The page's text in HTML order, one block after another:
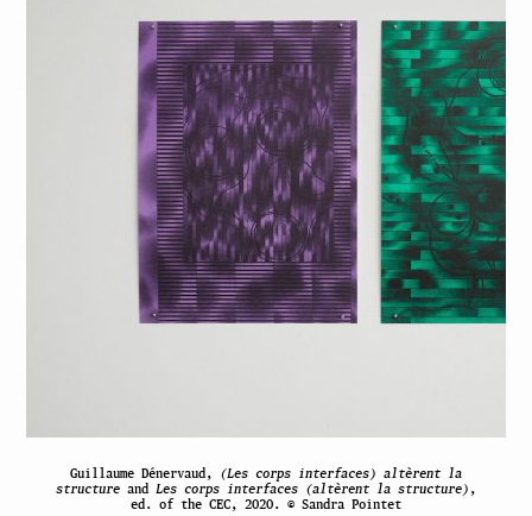
Guillaume Dénervaud, (Les corps interfaces) altèrent la
structure and Les corps interfaces (altèrent la structure) ,
ed. of the CEC, 2020. © Sandra Pointet